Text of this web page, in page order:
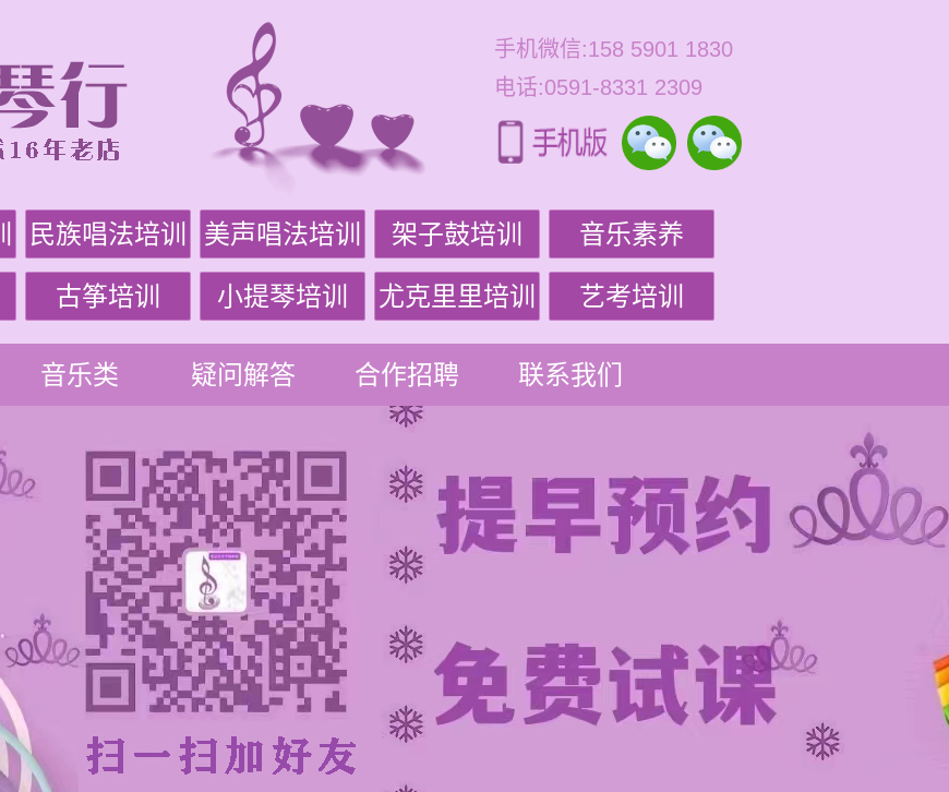
手机微信:158 5901 1830
电话:0591-8331 2309
民族唱法培训 美声唱法培训 架子鼓培训 音乐素养
古筝培训 小提琴培训 尤克里里培训 艺考培训
音乐类 疑问解答 合作招聘 联系我们